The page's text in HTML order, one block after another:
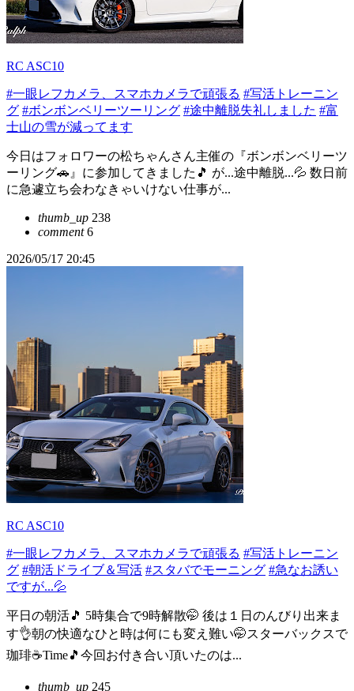
RC ASC10
#一眼レフカメラ、スマホカメラで頑張る #写活トレーニン
グ #ボンボンベリーツーリング #途中離脱失礼しました #富
士山の雪が減ってます
今日はフォロワーの松ちゃんさん主催の『ボンボンベリーツ
ーリング🚗』に参加してきました🎵 が...途中離脱...💦 数日前
に急遽立ち会わなきゃいけない仕事が...
thumb_up 238
comment6
2026/05/17 20:45
RC ASC10
#一眼レフカメラ、スマホカメラで頑張る #写活トレーニン
グ #朝活ドライブ＆写活 #スタバでモーニング #急なお誘い
ですが...💦
平日の朝活🎵 5時集合で9時解散🤭 後は１日のんびり出来ま
す👌朝の快適なひと時は何にも変え難い🤭スターバックスで
珈琲☕️Time🎵今回お付き合い頂いたのは...
thumb_up 245